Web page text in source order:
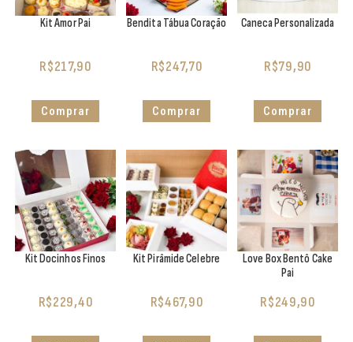
Kit Amor Pai
R$217,90
Comprar
Bendita Tábua Coração
R$247,70
Comprar
Caneca Personalizada
R$79,90
Comprar
Kit Docinhos Finos
R$229,40
Kit Pirâmide Celebre
R$467,90
Love Box Bentô Cake
Pai
R$249,90